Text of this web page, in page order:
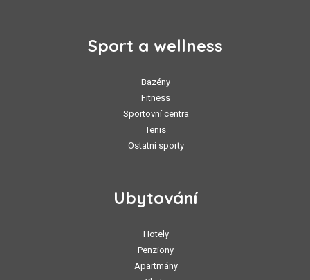
Sport a wellness
Bazény
Fitness
Sportovní centra
Tenis
Ostatní sporty
Ubytování
Hotely
Penziony
Apartmány